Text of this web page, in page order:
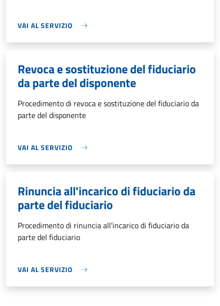
VAI AL SERVIZIO
Revoca e sostituzione del fiduciario
da parte del disponente
Procedimento di revoca e sostituzione del fiduciario da
parte del disponente
VAI AL SERVIZIO
Rinuncia all'incarico di fiduciario da
parte del fiduciario
Procedimento di rinuncia all'incarico di fiduciario da
parte del fiduciario
VAI AL SERVIZIO